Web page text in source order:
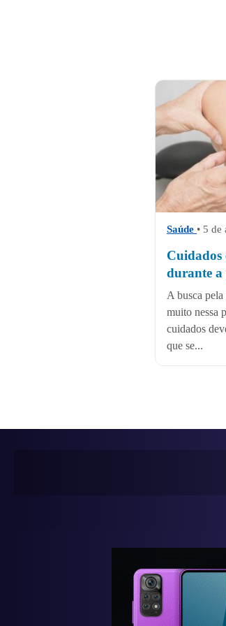
Saúde • 5 de
Cuidados
durante a
A busca pela
muito nessa
cuidados
que se...